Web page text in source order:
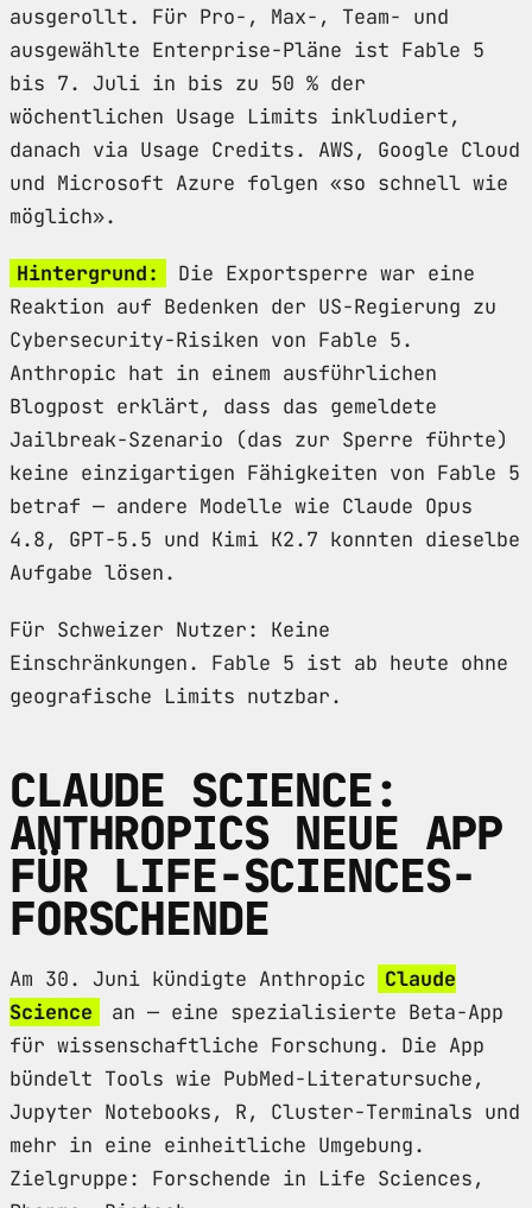
ausgerollt. Für Pro-, Max-, Team- und
ausgewählte Enterprise-Pläne ist Fable 5
bis 7. Juli in bis zu 50 % der
wöchentlichen Usage Limits inkludiert,
danach via Usage Credits. AWS, Google Cloud
und Microsoft Azure folgen «so schnell wie
möglich».
Hintergrund:
Die Exportsperre war eine
Reaktion auf Bedenken der US-Regierung zu
Cybersecurity-Risiken von Fable 5.
Anthropic hat in einem ausführlichen
Blogpost erklärt, dass das gemeldete
Jailbreak-Szenario (das zur Sperre führte)
keine einzigartigen Fähigkeiten von Fable 5
betraf — andere Modelle wie Claude Opus
4.8, GPT-5.5 und Kimi K2.7 konnten dieselbe
Aufgabe lösen.
Für Schweizer Nutzer: Keine
Einschränkungen. Fable 5 ist ab heute ohne
geografische Limits nutzbar.
CLAUDE SCIENCE:
ANTHROPICS NEUE APP
FÜR LIFE-SCIENCES-
FORSCHENDE
Am 30. Juni kündigte Anthropic
Claude
Science
an — eine spezialisierte Beta-App
für wissenschaftliche Forschung. Die App
bündelt Tools wie PubMed-Literatursuche,
Jupyter Notebooks, R, Cluster-Terminals und
mehr in eine einheitliche Umgebung.
Zielgruppe: Forschende in Life Sciences,